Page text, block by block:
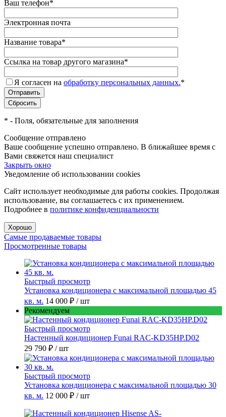
Ваш телефон*
Электронная почта
Название товара*
Ссылка на товар другого магазина*
Я согласен на обработку персональных данных.*
* - Поля, обязательные для заполнения
Сообщение отправлено
Ваше сообщение успешно отправлено. В ближайшее время с
Вами свяжется наш специалист
Закрыть окно
Уведомление об использовании cookies
Сайт использует необходимые для работы cookies. Продолжая
использование, вы соглашаетесь с их применением.
Подробнее в политике конфиденциальности
Хорошо
Самые продаваемые товары
Просмотренные товары
Быстрый просмотр
Установка кондиционера с максимальной площадью 45
кв. м. 14 000 ₽ / шт
Рекомендуем
Быстрый просмотр
Настенный кондиционер Funai RAC-KD35HP.D02
29 790 ₽ / шт
Быстрый просмотр
Установка кондиционера с максимальной площадью 30
кв. м. 12 000 ₽ / шт